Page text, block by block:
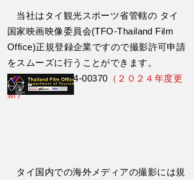
当社はタイ観光スポーツ省管轄の タイ
国家映画映像委員会(TFO-Thailand Film
Office)正規登録企業ですので撮影許可申請
をスムーズに行うことができます。
認証番号01-2024-00370 （２０２４年度更
新）
タイ国内での海外メディアの撮影には規